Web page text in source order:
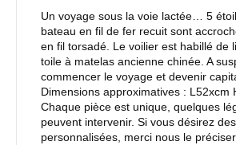
Un voyage sous la voie lactée… 5
bateau en fil de fer recuit sont
en fil torsadé. Le voilier est habillé de
toile à matelas ancienne chinée. A
commencer le voyage et devenir
Dimensions approximatives : L52xcm
Chaque pièce est unique, quelques
peuvent intervenir. Si vous désirez
personnalisées, merci nous le